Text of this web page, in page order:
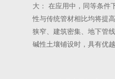
大： 在应用中，同等条件
性与传统管材相比均将提
狭窄、建筑密集、地下管
碱性土壤铺设时，具有优越